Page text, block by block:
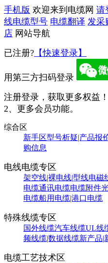
手机版 欢迎来到电缆网 请
线电缆型号 电缆翻译 发采
店 网站导航
已注册? 【快速登录】
用第三方扫码登录
注册登录，获取更多权益！
2、更多会员功能。
综合区
新手区型号析疑|产品报
购信息
电线电缆专区
架空线|裸电线|型线电磁
电缆通讯电缆电缆附件
电缆船用电缆|港口电缆
特殊线缆专区
国外线缆汽车线缆UL线
频线缆|数据线缆新产品|
电缆工艺技术区